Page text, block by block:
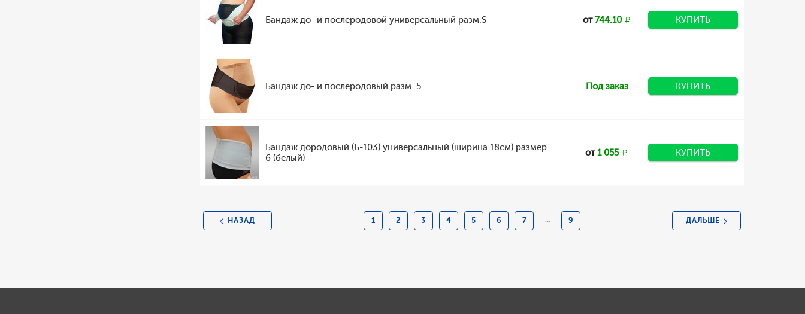
Бандаж до- и послеродовой универсальный разм.S от744.10 КУПИТЬ
Бандаж до- и послеродовый разм. 5 Под заказ КУПИТЬ
Бандаж дородовый (Б-103) универсальный (ширина 18см) размер
6 (белый)
от1 055 КУПИТЬ
НАЗАД 1 2 3 4 5 6 7 ... 9 ДАЛЬШЕ